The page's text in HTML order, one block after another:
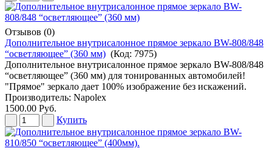
Отзывов (0)
Дополнительное внутрисалонное прямое зеркало BW-808/848
“осветляющее” (360 мм) (Код: 7975)
Дополнительное внутрисалонное прямое зеркало BW-808/848
“осветляющее” (360 мм) для тонированных автомобилей!
"Прямое" зеркало дает 100% изображение без искажений.
Производитель: Napolex
1500.00 Руб.
Купить